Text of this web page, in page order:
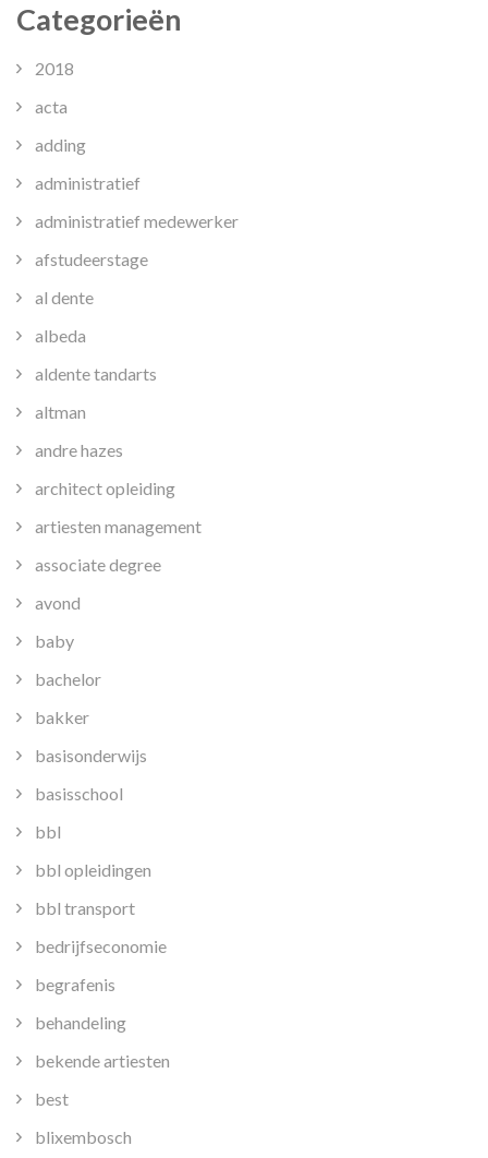
Categorieën
2018
acta
adding
administratief
administratief medewerker
afstudeerstage
al dente
albeda
aldente tandarts
altman
andre hazes
architect opleiding
artiesten management
associate degree
avond
baby
bachelor
bakker
basisonderwijs
basisschool
bbl
bbl opleidingen
bbl transport
bedrijfseconomie
begrafenis
behandeling
bekende artiesten
best
blixembosch